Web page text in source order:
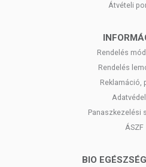
Átvételi
Rendelés
Rendelés
Reklamáció,
Panaszkezelési
ÁSZF
BIO